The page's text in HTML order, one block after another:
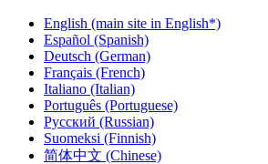
English (main site in English*)
Español (Spanish)
Deutsch (German)
Français (French)
Italiano (Italian)
Português (Portuguese)
Русский (Russian)
Suomeksi (Finnish)
简体中文 (Chinese)